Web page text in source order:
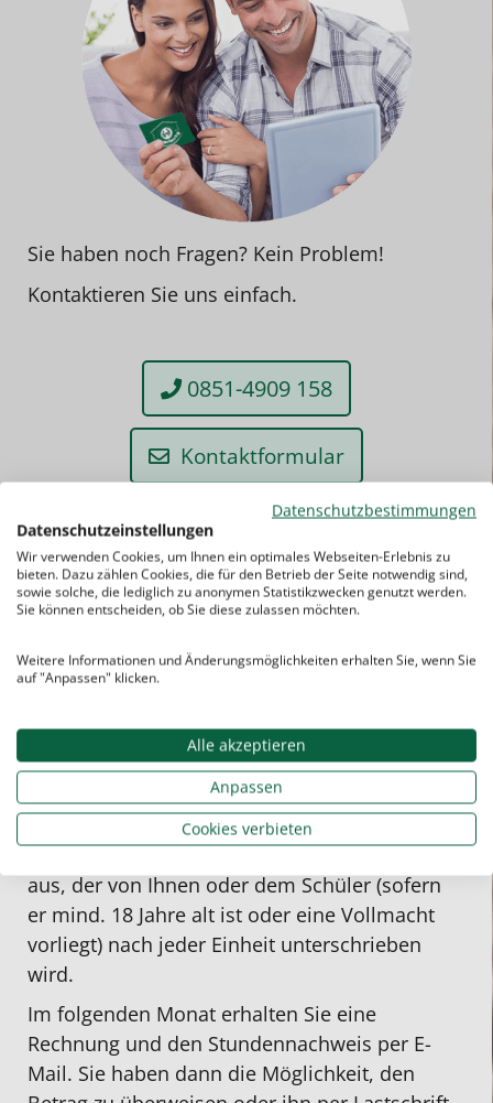
Sie haben noch Fragen? Kein Problem!
Kontaktieren Sie uns einfach.
0851-4909 158
Kontaktformular
22,50
Abrechnungsmodalitäten
Unsere Lehrkraft füllt nach jeder
Unterrichtseinheit einen Stundennachweis
aus, der von Ihnen oder dem Schüler (sofern
er mind. 18 Jahre alt ist oder eine Vollmacht
vorliegt) nach jeder Einheit unterschrieben
wird.
Im folgenden Monat erhalten Sie eine
Rechnung und den Stundennachweis per E-
Mail. Sie haben dann die Möglichkeit, den
Datenschutzbestimmungen
Datenschutzeinstellungen
Wir verwenden Cookies, um Ihnen ein optimales Webseiten-Erlebnis zu
bieten. Dazu zählen Cookies, die für den Betrieb der Seite notwendig sind,
sowie solche, die lediglich zu anonymen Statistikzwecken genutzt werden.
Sie können entscheiden, ob Sie diese zulassen möchten.
Weitere Informationen und Änderungsmöglichkeiten erhalten Sie, wenn Sie
auf "Anpassen" klicken.
Alle akzeptieren
Anpassen
Cookies verbieten